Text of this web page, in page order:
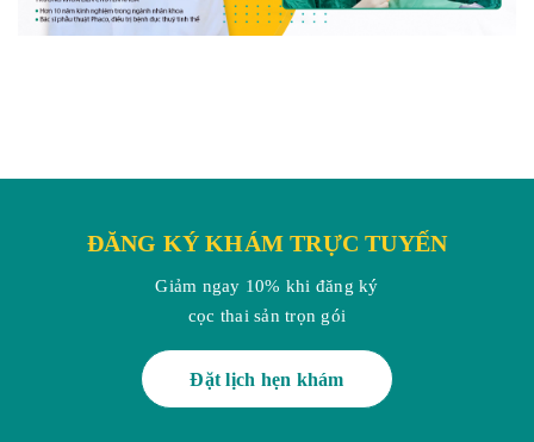
ĐĂNG KÝ KHÁM TRỰC TUYẾN
Giảm ngay 10% khi đăng ký
cọc thai sản trọn gói
Đặt lịch hẹn khám